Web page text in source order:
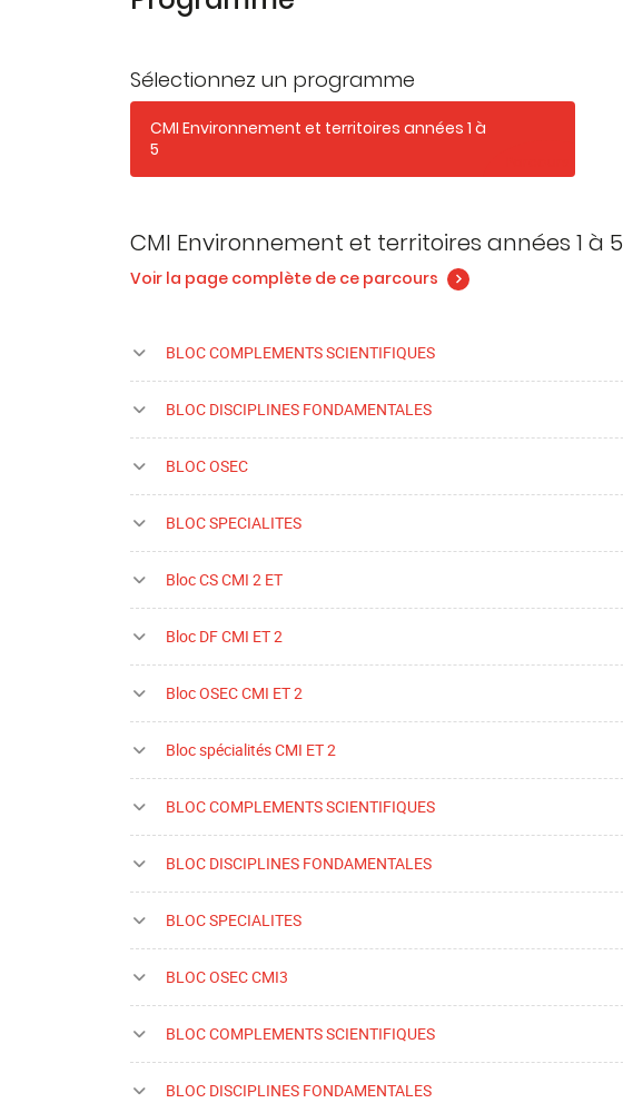
Sélectionnez un programme
CMI Environnement et territoires années 1 à
5
CMI Environnement et territoires années 1 à 5
Voir la page complète de ce parcours
BLOC COMPLEMENTS SCIENTIFIQUES
BLOC DISCIPLINES FONDAMENTALES
BLOC OSEC
BLOC SPECIALITES
Bloc CS CMI 2 ET
Bloc DF CMI ET 2
Bloc OSEC CMI ET 2
Bloc spécialités CMI ET 2
BLOC COMPLEMENTS SCIENTIFIQUES
BLOC DISCIPLINES FONDAMENTALES
BLOC SPECIALITES
BLOC OSEC CMI3
BLOC COMPLEMENTS SCIENTIFIQUES
BLOC DISCIPLINES FONDAMENTALES